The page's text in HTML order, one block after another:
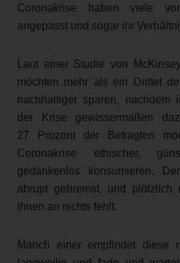
Coronakrise haben viele
angepasst und sogar ihr
Laut einer Studie von
möchten mehr als ein Drittel
nachhaltiger sparen, nachdem
der Krise gewissermaßen
27 Prozent der Befragten
Coronakrise ethischer,
gedankenlos konsumieren.
abrupt gebremst, und plötzlich
ihnen an nichts fehlt.
Manch einer empfindet diese